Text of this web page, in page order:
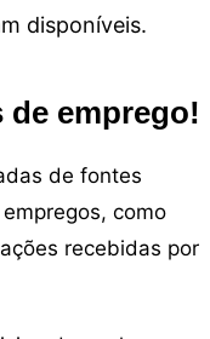
disponíveis.
de emprego!
de fontes
como
recebidas por